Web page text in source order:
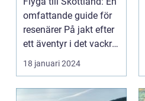
omfattande guide för
resenärer På jakt efter
ett äventyr i det vackra
Skot...
18 januari 2024